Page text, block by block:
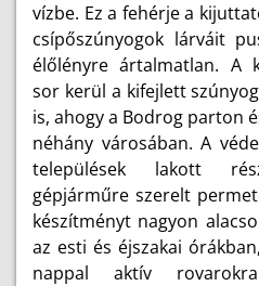
vízbe. Ez a fehérje a
csípőszúnyogok lárváit
élőlényre ártalmatlan. A
sor kerül a kifejlett
is, ahogy a Bodrog parton
néhány városában. A
települések lakott
gépjárműre szerelt
készítményt nagyon
az esti és éjszakai
nappal aktív